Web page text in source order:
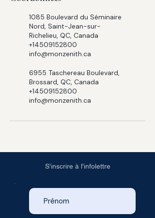
1085 Boulevard du Séminaire
Nord, Saint-Jean-sur-
Richelieu, QC, Canada
+14509152800
info@monzenith.ca
6955 Taschereau Boulevard,
Brossard, QC, Canada
+14509152800
info@monzenith.ca
S'inscrire à l'infolettre